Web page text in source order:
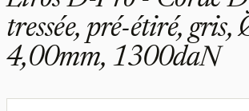
tressée, pré-étiré, gris,
4,00mm, 1300daN